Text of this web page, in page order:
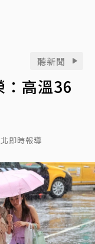
聽新聞
：高溫36
即時報導